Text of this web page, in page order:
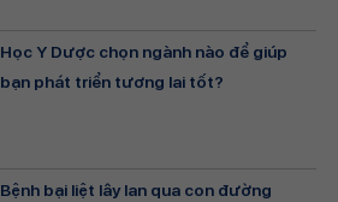
Học Y Dược chọn ngành nào để giúp
bạn phát triển tương lai tốt?
Bệnh bại liệt lây lan qua con đường